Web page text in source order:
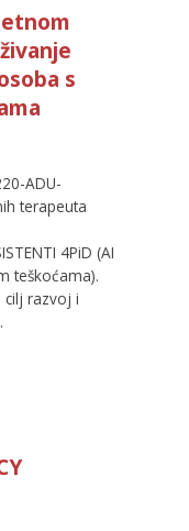
s
ADU-
terapeuta
4PiD (AI
teškoćama).
cilj razvoj i